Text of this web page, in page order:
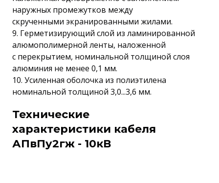
наружных промежутков между
скрученными экранированными жилами.
9. Герметизирующий слой из ламинированной
алюмополимерной ленты, наложенной
с перекрытием, номинальной толщиной слоя
алюминия не менее 0,1 мм.
10. Усиленная оболочка из полиэтилена
номинальной толщиной 3,0...3,6 мм.
Технические
характеристики кабеля
АПвПу2гж - 10кВ